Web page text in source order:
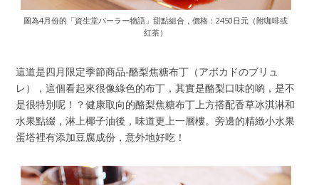
圖為4月份的「資生堂パーラー物語」甜點組合，價格：2450日元（附咖啡或
紅茶）
這道是四月限定季節商品-酪梨焦糖布丁（アボカドのブリュ
レ），這個看起來很像綠色的布丁，其實是酪梨口味的喲，是不
是很特別呢！？健康取向的酪梨焦糖布丁上方搭配香草冰淇淋和
水果點綴，淋上椰子油後，味道更上一層樓。旁邊的精緻小水果
蛋塔裡有添加豆腐成份，意外地好吃！